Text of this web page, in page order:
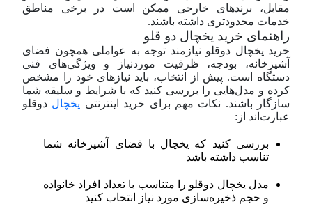
مقابل، برندهای خارجی ممکن است در برخی مناطق
خدمات محدودتری داشته باشند.
راهنمای خرید یخچال دو قلو
خرید یخچال دوقلو نیازمند توجه به عواملی همچون فضای
آشپزخانه، بودجه، ظرفیت مورد‌نیاز و ویژگی‌های فنی
دستگاه است. پیش از انتخاب، باید نیازهای خود را مشخص
کرده و مدل‌هایی را بررسی کنید که با شرایط و سلیقه شما
سازگار باشند. نکات مهم برای خرید اینترنتی یخچال دوقلو
عبارت‌اند از:
بررسی کنید که یخچال با فضای آشپزخانه شما
تناسب داشته باشد
مدل یخچال دوقلو را متناسب با تعداد افراد خانواده
و حجم ذخیره‌سازی مورد نیاز انتخاب کنید